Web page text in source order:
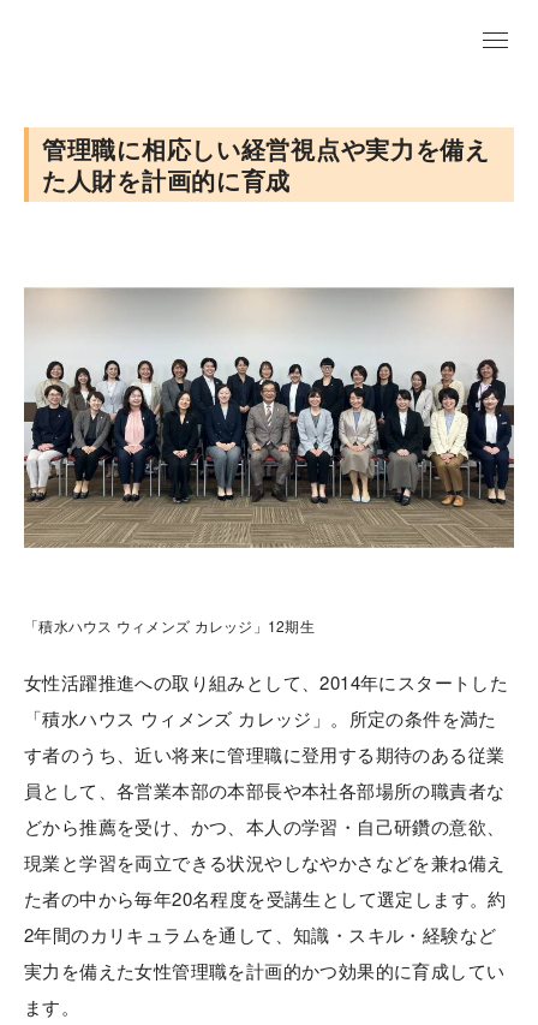
管理職に相応しい経営視点や実力を備え
た人財を計画的に育成
「積水ハウス ウィメンズ カレッジ」12期生
女性活躍推進への取り組みとして、2014年にスタートした
「積水ハウス ウィメンズ カレッジ」。所定の条件を満た
す者のうち、近い将来に管理職に登用する期待のある従業
員として、各営業本部の本部長や本社各部場所の職責者な
どから推薦を受け、かつ、本人の学習・自己研鑽の意欲、
現業と学習を両立できる状況やしなやかさなどを兼ね備え
た者の中から毎年20名程度を受講生として選定します。約
2年間のカリキュラムを通して、知識・スキル・経験など
実力を備えた女性管理職を計画的かつ効果的に育成してい
ます。